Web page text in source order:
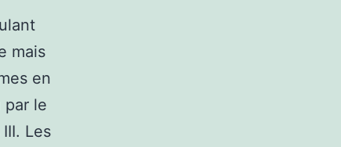
mais
en
par le
Les